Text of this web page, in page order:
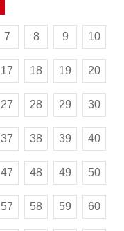
7 8 9 10
17 18 19 20
27 28 29 30
37 38 39 40
47 48 49 50
57 58 59 60